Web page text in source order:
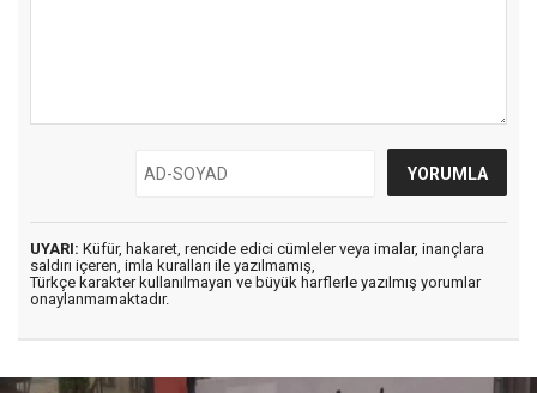
UYARI: Küfür, hakaret, rencide edici cümleler veya imalar, inançlara
saldırı içeren, imla kuralları ile yazılmamış,
Türkçe karakter kullanılmayan ve büyük harflerle yazılmış yorumlar
onaylanmamaktadır.